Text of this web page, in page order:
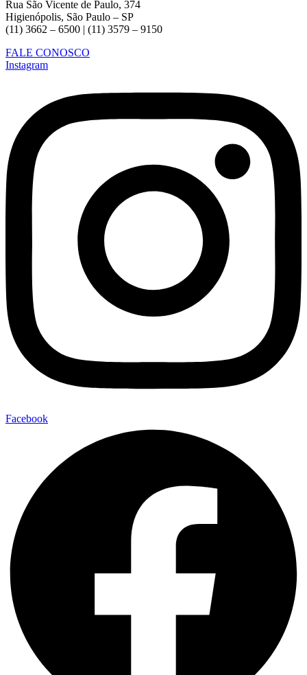
Rua São Vicente de Paulo, 374
Higienópolis, São Paulo – SP
(11) 3662 – 6500 | (11) 3579 – 9150
FALE CONOSCO
Instagram
Facebook